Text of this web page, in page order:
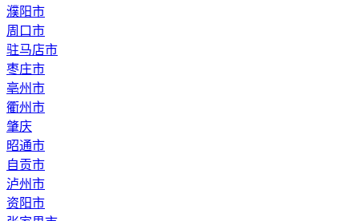
濮阳市
周口市
驻马店市
枣庄市
亳州市
衢州市
肇庆
昭通市
自贡市
泸州市
资阳市